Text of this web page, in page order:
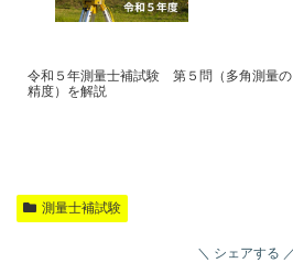
令和５年測量士補試験 第５問（多角測量の
精度）を解説
測量士補試験
シェアする